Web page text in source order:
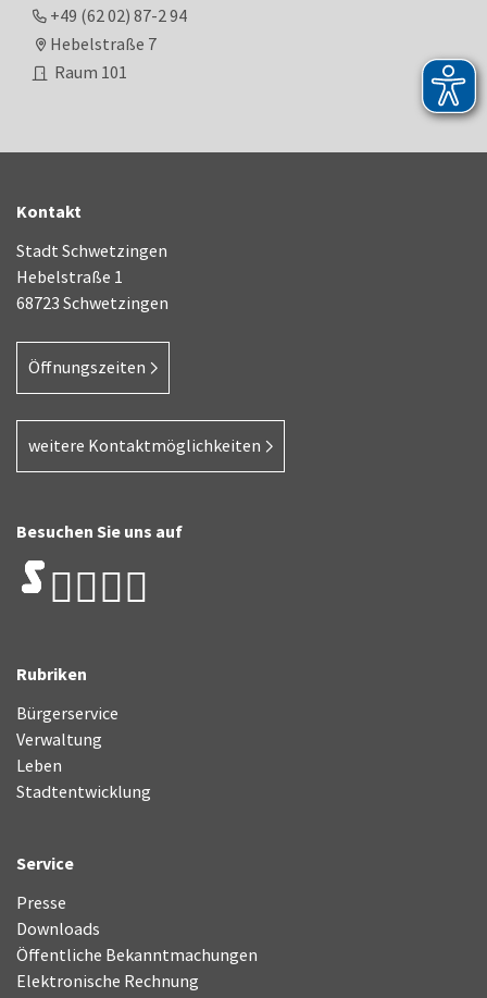
+49 (6202) 87-294
Hebelstraße 7
Raum 101
Kontakt
Stadt Schwetzingen
Hebelstraße 1
68723 Schwetzingen
Öffnungszeiten
weitere Kontaktmöglichkeiten
Besuchen Sie uns auf
Rubriken
Bürgerservice
Verwaltung
Leben
Stadtentwicklung
Service
Presse
Downloads
Öffentliche Bekanntmachungen
Elektronische Rechnung